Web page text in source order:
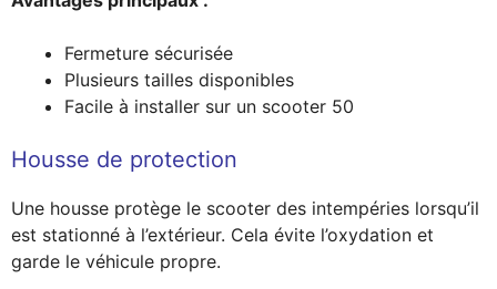
Fermeture sécurisée
Plusieurs tailles disponibles
Facile à installer sur un scooter 50
Housse de protection
Une housse protège le scooter des intempéries lorsqu’il
est stationné à l’extérieur. Cela évite l’oxydation et
garde le véhicule propre.